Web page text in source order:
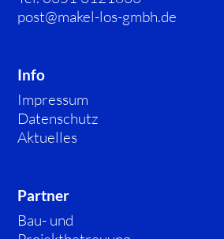
post@makel-los-gmbh.de
Info
Impressum
Datenschutz
Aktuelles
Partner
Bau- und